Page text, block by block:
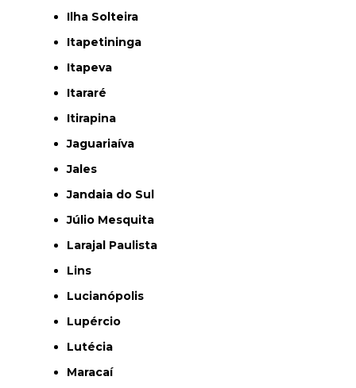
Ilha Solteira
Itapetininga
Itapeva
Itararé
Itirapina
Jaguariaíva
Jales
Jandaia do Sul
Júlio Mesquita
Larajal Paulista
Lins
Lucianópolis
Lupércio
Lutécia
Maracaí